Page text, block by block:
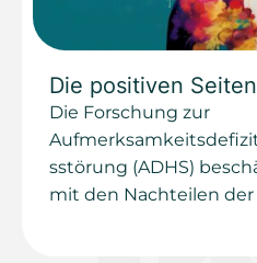
Die positiven
Die Forschung zur
sstörung (ADHS)
mit den Nachteilen der